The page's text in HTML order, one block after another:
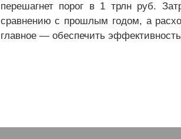
перешагнет порог в 1 трлн руб.
сравнению с прошлым годом, а
главное — обеспечить